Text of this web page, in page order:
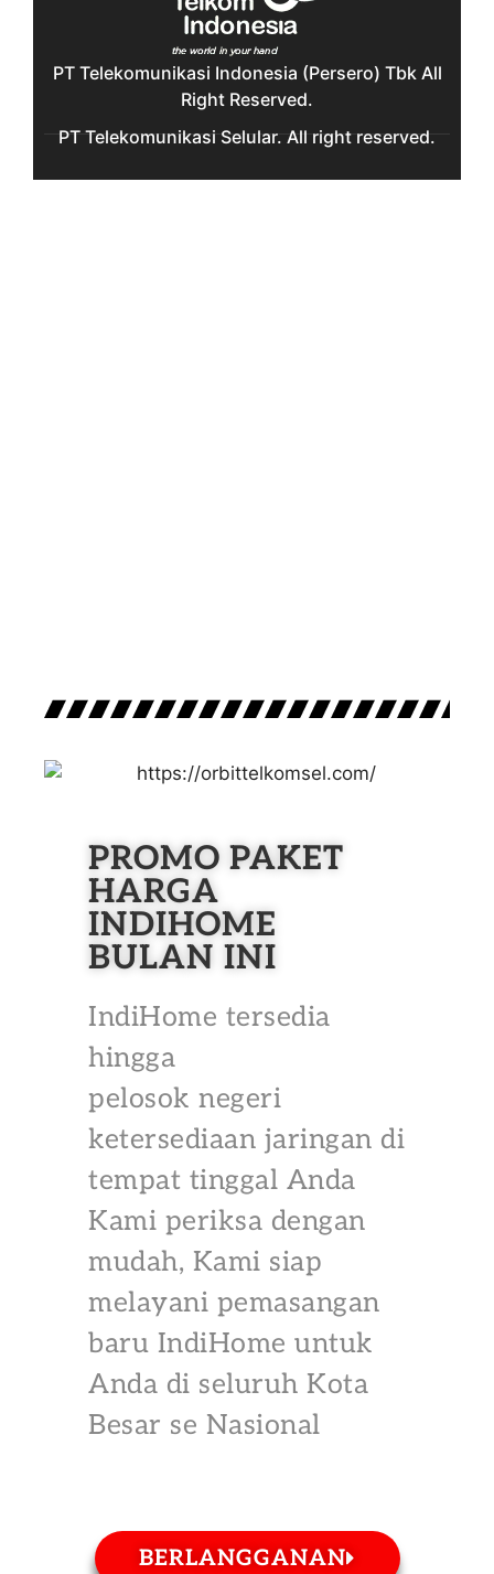
PT Telekomunikasi Indonesia (Persero) Tbk All
Right Reserved.
PT Telekomunikasi Selular. All right reserved.
PROMO PAKET
HARGA
INDIHOME
BULAN INI
IndiHome tersedia
hingga
pelosok negeri
ketersediaan jaringan di
tempat tinggal Anda
Kami periksa dengan
mudah, Kami siap
melayani pemasangan
baru IndiHome untuk
Anda di seluruh Kota
Besar se Nasional
BERLANGGANAN